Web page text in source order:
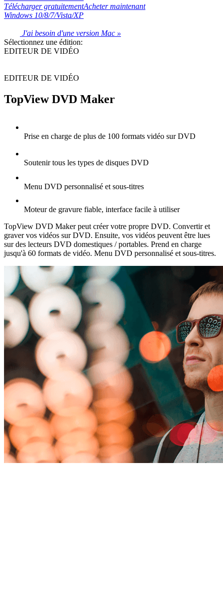
Télécharger gratuitementAcheter maintenant
Windows 10/8/7/Vista/XP
J'ai besoin d'une version Mac »
Sélectionnez une édition:
EDITEUR DE VIDÉO
EDITEUR DE VIDÉO
TopView DVD Maker
Prise en charge de plus de 100 formats vidéo sur DVD
Soutenir tous les types de disques DVD
Menu DVD personnalisé et sous-titres
Moteur de gravure fiable, interface facile à utiliser
TopView DVD Maker peut créer votre propre DVD. Convertir et
graver vos vidéos sur DVD. Ensuite, vos vidéos peuvent être lues
sur des lecteurs DVD domestiques / portables. Prend en charge
jusqu'à 60 formats de vidéo. Menu DVD personnalisé et sous-titres.